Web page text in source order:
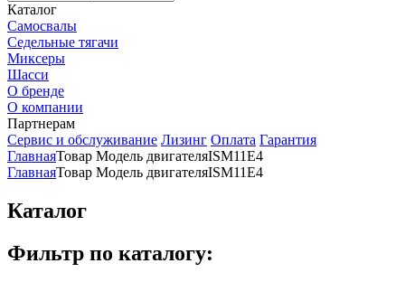
Каталог
Самосвалы
Седельные тягачи
Миксеры
Шасси
О бренде
О компании
Партнерам
Сервис и обслуживание Лизинг Оплата Гарантия
ГлавнаяТовар Модель двигателяISM11E4
ГлавнаяТовар Модель двигателяISM11E4
Каталог
Фильтр по каталогу: